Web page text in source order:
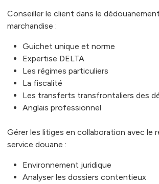
Conseiller le client dans le
marchandise :
Guichet unique et norme
Expertise DELTA
Les régimes particuliers
La fiscalité
Les transferts transfrontaliers des
Anglais professionnel
Gérer les litiges en collaboration avec le
service douane :
Environnement juridique
Analyser les dossiers contentieux